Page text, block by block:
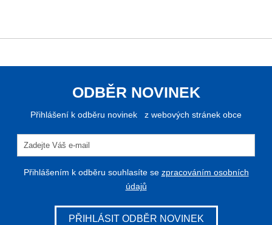
ODBĚR NOVINEK
Přihlášení k odběru novinek z webových stránek obce
Přihlášením k odběru souhlasíte se zpracováním osobních
údajů
PŘIHLÁSIT ODBĚR NOVINEK